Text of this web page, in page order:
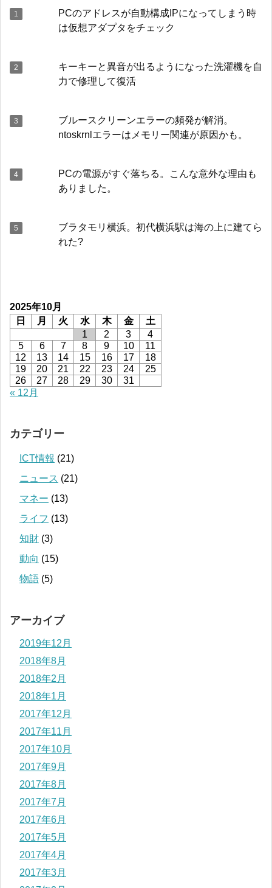
PCのアドレスが自動構成IPになってしまう時
は仮想アダプタをチェック
キーキーと異音が出るようになった洗濯機を自
力で修理して復活
ブルースクリーンエラーの頻発が解消。
ntoskrnlエラーはメモリー関連が原因かも。
PCの電源がすぐ落ちる。こんな意外な理由も
ありました。
ブラタモリ横浜。初代横浜駅は海の上に建てら
れた?
2025年10月
日
月 火 水 木 金
土
1
2 3
4
5
6 7 8 9 10
11
12
13 14 15 16 17
18
19
20 21 22 23 24
25
26
27 28 29 30
31
« 12月
カテゴリー
ICT情報 (21)
ニュース (21)
マネー (13)
ライフ (13)
知財 (3)
動向 (15)
物語 (5)
アーカイブ
2019年12月
2018年8月
2018年2月
2018年1月
2017年12月
2017年11月
2017年10月
2017年9月
2017年8月
2017年7月
2017年6月
2017年5月
2017年4月
2017年3月